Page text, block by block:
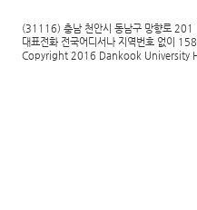
(31116) 충남 천안시 동남구 망향로 201
대표전화 전국어디서나 지역번호 없이
Copyright 2016 Dankook University